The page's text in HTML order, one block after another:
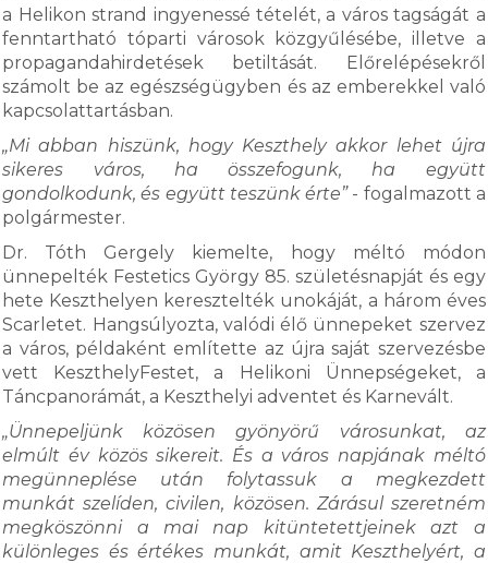
a Helikon strand ingyenessé tételét, a város tagságát a
fenntartható tóparti városok közgyűlésébe, illetve a
propagandahirdetések betiltását. Előrelépésekről
számolt be az egészségügyben és az emberekkel való
kapcsolattartásban.
„Mi abban hiszünk, hogy Keszthely akkor lehet újra
sikeres város, ha összefogunk, ha együtt
gondolkodunk, és együtt teszünk érte” - fogalmazott a
polgármester.
Dr. Tóth Gergely kiemelte, hogy méltó módon
ünnepelték Festetics György 85. születésnapját és egy
hete Keszthelyen keresztelték unokáját, a három éves
Scarletet. Hangsúlyozta, valódi élő ünnepeket szervez
a város, példaként említette az újra saját szervezésbe
vett KeszthelyFestet, a Helikoni Ünnepségeket, a
Táncpanorámát, a Keszthelyi adventet és Karnevált.
„Ünnepeljünk közösen gyönyörű városunkat, az
elmúlt év közös sikereit. És a város napjának méltó
megünneplése után folytassuk a megkezdett
munkát szelíden, civilen, közösen. Zárásul szeretném
megköszönni a mai nap kitüntetettjeinek azt a
különleges és értékes munkát, amit Keszthelyért, a